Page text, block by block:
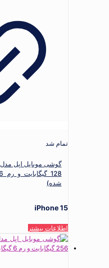
تمام شد
شده)
iPhone 15
اطلاعات بیشتر